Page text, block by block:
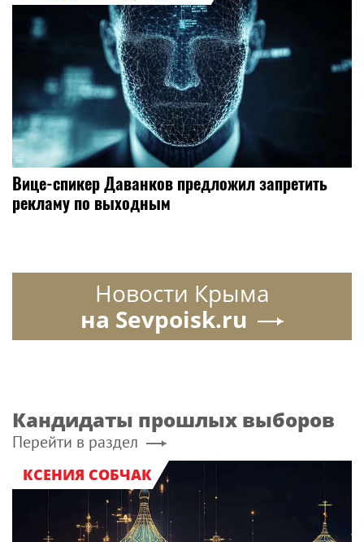
Вице-спикер Даванков предложил запретить
рекламу по выходным
Новости Крыма
на Sevpoisk.ru
Кандидаты прошлых выборов
Перейти в раздел
КСЕНИЯ СОБЧАК